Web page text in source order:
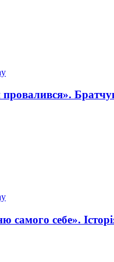
провалився».
самого себе».